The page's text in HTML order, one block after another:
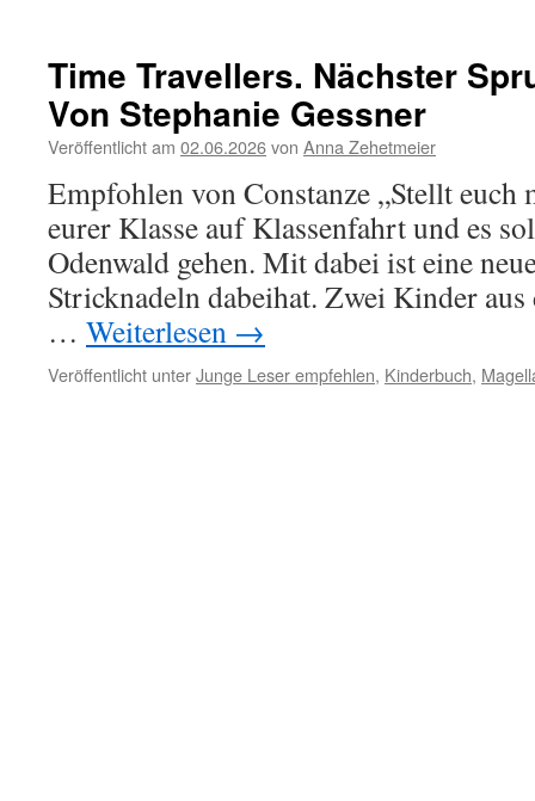
Pasta
und
Probleme
von
Gessner
Time Travellers. Nächster
Von Stephanie Gessner
Veröffentlicht am 02.06.2026von Anna Zehetmeier
Empfohlen von Constanze „Stellt
eurer Klasse auf Klassenfahrt und es
Odenwald gehen. Mit dabei ist eine
Stricknadeln dabeihat. Zwei Kinder
… Weiterlesen →
Veröffentlicht unterJunge Leser empfehlen, Kinderbuch,